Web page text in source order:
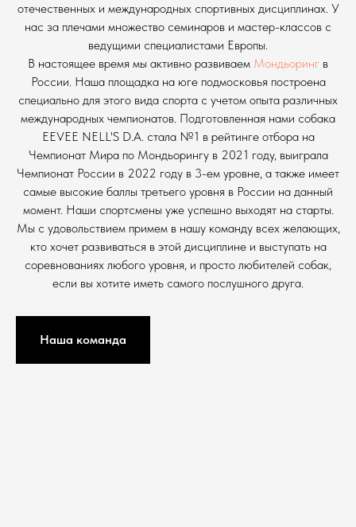
отечественных и международных спортивных дисциплинах. У
нас за плечами множество семинаров и мастер-классов с
ведущими специалистами Европы.
В настоящее время мы активно развиваем Мондьоринг в
России. Наша площадка на юге подмосковья построена
специально для этого вида спорта с учетом опыта различных
международных чемпионатов. Подготовленная нами собака
EEVEE NELL'S D.A. стала №1 в рейтинге отбора на
Чемпионат Мира по Мондьорингу в 2021 году, выиграла
Чемпионат России в 2022 году в 3-ем уровне, а также имеет
самые высокие баллы третьего уровня в России на данный
момент. Наши спортсмены уже успешно выходят на старты.
Мы с удовольствием примем в нашу команду всех желающих,
кто хочет развиваться в этой дисциплине и выступать на
соревнованиях любого уровня, и просто любителей собак,
если вы хотите иметь самого послушного друга.
Наша команда